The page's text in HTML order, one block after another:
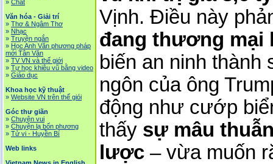
» Chat
Văn hóa - Giải trí
» Thơ & Ngâm Thơ
» Nhạc
» Truyện ngắn
» Học Anh Văn phương pháp
mới Tân Văn
» TV VN và thế giới
» Tự học khiêu vũ bằng video
» Giáo dục
Khoa học kỹ thuật
» Website VN trên thế giói
Góc thư giãn
» Chuyện vui
» Chuyện lạ bốn phương
» Tử vi - Huyền Bí
Web links
Vịnh. Điều này
đang thương mại
biến an ninh thành
ngôn của ông
động như cướp
thấy sự mâu
lược – vừa muốn